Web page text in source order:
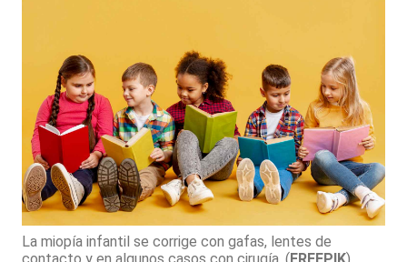
La miopía infantil se corrige con gafas, lentes de